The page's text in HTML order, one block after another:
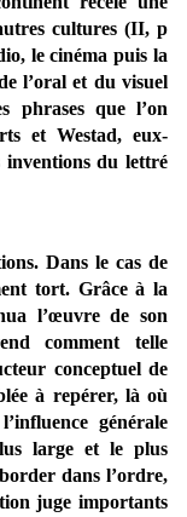
cultures (II, p
le cinéma puis la
l’oral et du visuel
phrases que l’on
et Westad, eux-
inventions du lettré
Dans le cas de
tort. Grâce à la
l’œuvre de son
comment telle
conceptuel de
à repérer, là où
générale
large et le plus
dans l’ordre,
juge importants